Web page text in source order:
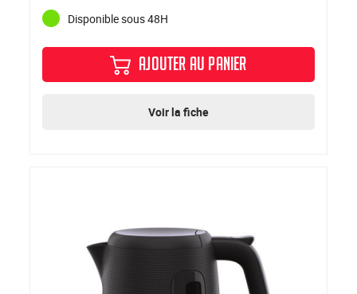
Disponible sous 48H
AJOUTER AU PANIER
Voir la fiche